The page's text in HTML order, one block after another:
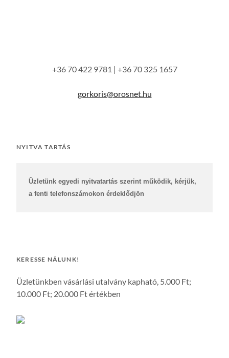
+36 70 422 9781 | +36 70 325 1657
gorkoris@orosnet.hu
NYITVA TARTÁS
Üzletünk egyedi nyitvatartás szerint működik, kérjük,
a fenti telefonszámokon érdeklődjön
KERESSE NÁLUNK!
Üzletünkben vásárlási utalvány kapható, 5.000 Ft;
10.000 Ft; 20.000 Ft értékben